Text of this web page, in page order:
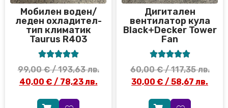
Мобилен воден/
леден охладител-
тип климатик
Taurus R403

99,00€/ 193,63 лв.
40,00 € / 78,23 лв.
Дигитален
вентилатор кула
Black+Decker Tower
Fan

60,00€/ 117,35 лв.
30,00 € / 58,67 лв.